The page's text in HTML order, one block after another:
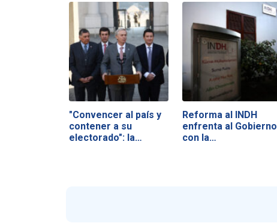
"Convencer al país y
contener a su
electorado": la…
Reforma al INDH
enfrenta al Gobierno
con la…